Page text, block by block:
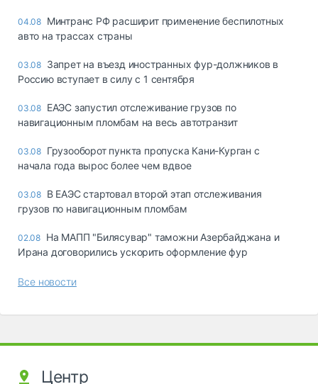
04.08 Минтранс РФ расширит применение беспилотных
авто на трассах страны
03.08 Запрет на въезд иностранных фур-должников в
Россию вступает в силу с 1 сентября
03.08 ЕАЭС запустил отслеживание грузов по
навигационным пломбам на весь автотранзит
03.08 Грузооборот пункта пропуска Кани-Курган с
начала года вырос более чем вдвое
03.08 В ЕАЭС стартовал второй этап отслеживания
грузов по навигационным пломбам
02.08 На МАПП "Билясувар" таможни Азербайджана и
Ирана договорились ускорить оформление фур
Все новости
Центр